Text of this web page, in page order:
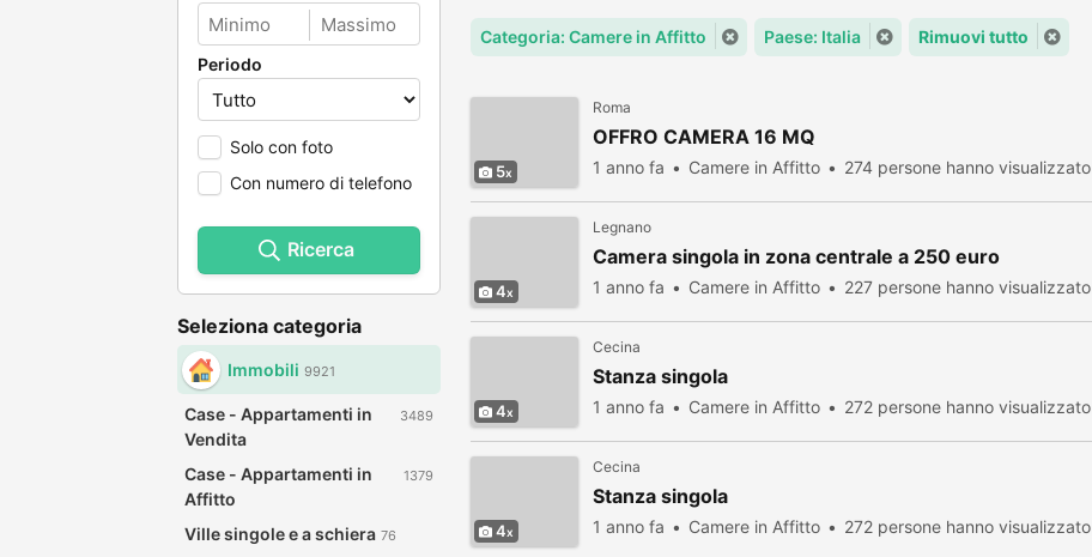
Periodo
Solo con foto
Con numero di telefono
Ricerca
Seleziona categoria
Immobili 9921
Case - Appartamenti in
Vendita
3489
Case - Appartamenti in
Affitto
1379
Ville singole e a schiera 76
Categoria: Camere in Affitto Paese: Italia Rimuovi tutto
5
Roma
OFFRO CAMERA 16 MQ
1 anno fa Camere in Affitto 274 persone hanno visualizzato
4
Legnano
Camera singola in zona centrale a 250 euro
1 anno fa Camere in Affitto 227 persone hanno visualizzato
4
Cecina
Stanza singola
1 anno fa Camere in Affitto 272 persone hanno visualizzato
4
Cecina
Stanza singola
1 anno fa Camere in Affitto 272 persone hanno visualizzato